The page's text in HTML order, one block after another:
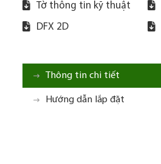
Tờ thông tin kỹ thuật
DFX 2D
Thông tin chi tiết
Hướng dẫn lắp đặt